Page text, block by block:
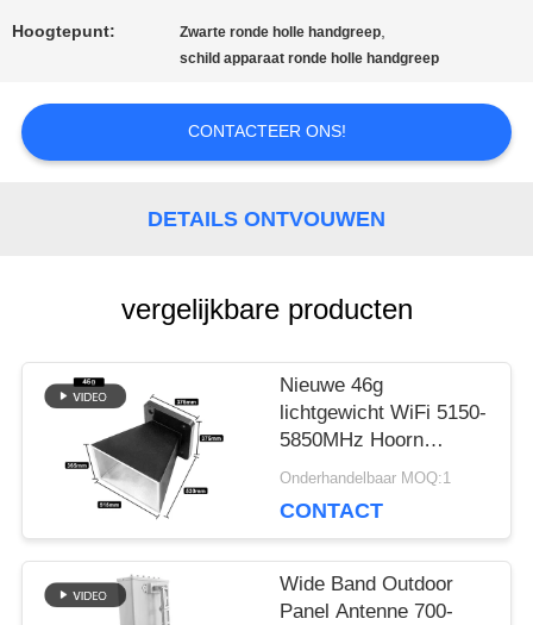
VERZOEK
OM EEN
SITEMAP
PRIVACY
POLICY
Hoogtepunt: Zwarte ronde holle handgreep,
schild apparaat ronde holle handgreep
CONTACTEER ONS!
DETAILS ONTVOUWEN
vergelijkbare producten
Nieuwe 46g
lichtgewicht WiFi 5150-
5850MHz Hoorn
Antenne met Matte
afwerking
Onderhandelbaar MOQ:1
CONTACT
Wide Band Outdoor
Panel Antenne 700-